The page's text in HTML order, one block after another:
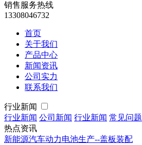
销售服务热线
13308046732
首页
关于我们
产品中心
新闻资讯
公司实力
联系我们
行业新闻
行业新闻 公司新闻 行业新闻 常见问题
热点资讯
新能源汽车动力电池生产--盖板装配